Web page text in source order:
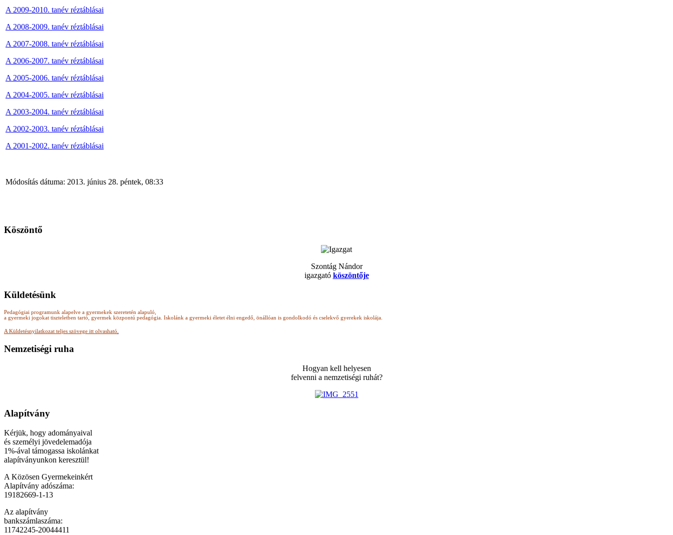
A 2009-2010. tanév réztáblásai
A 2008-2009. tanév réztáblásai
A 2007-2008. tanév réztáblásai
A 2006-2007. tanév réztáblásai
A 2005-2006. tanév réztáblásai
A 2004-2005. tanév réztáblásai
A 2003-2004. tanév réztáblásai
A 2002-2003. tanév réztáblásai
A 2001-2002. tanév réztáblásai
Módosítás dátuma: 2013. június 28. péntek, 08:33
Köszöntő
Szontág Nándor
igazgató köszöntője
Küldetésünk
Pedagógiai programunk alapelve a gyermekek szeretetén alapuló,
a gyermeki jogokat tiszteletben tartó, gyermek központú pedagógia. Iskolánk a gyermeki életet élni engedő, önállóan is gondolkodó és cselekvő gyerekek iskolája.
A Küldetésnyilatkozat teljes szövege itt olvasható.
Nemzetiségi ruha
Hogyan kell helyesen
felvenni a nemzetiségi ruhát?
Alapítvány
Kérjük, hogy adományaival
és személyi jövedelemadója
1%-ával támogassa iskolánkat
alapítványunkon keresztül!
A Közösen Gyermekeinkért
Alapítvány adószáma:
19182669-1-13
Az alapítvány
bankszámlaszáma:
11742245-20044411